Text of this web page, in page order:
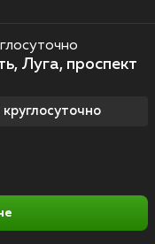
Луга, проспект